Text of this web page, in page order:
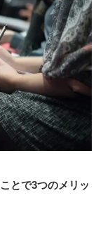
とで3つのメリッ